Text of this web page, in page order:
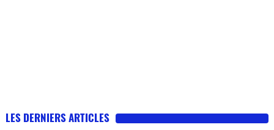
LES DERNIERS ARTICLES